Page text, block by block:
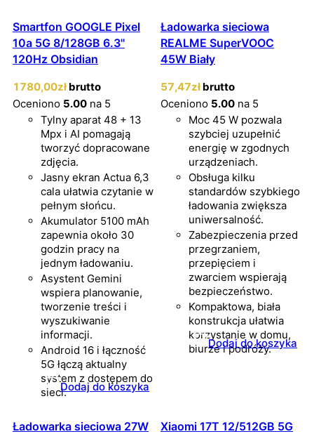
Smartfon GOOGLE Pixel
10a 5G 8/128GB 6.3"
120Hz Obsidian
1780,00zł brutto
Oceniono 5.00 na 5
Tylny aparat 48 + 13
Mpx i AI pomagają
tworzyć dopracowane
zdjęcia.
Jasny ekran Actua 6,3
cala ułatwia czytanie w
pełnym słońcu.
Akumulator 5100 mAh
zapewnia około 30
godzin pracy na
jednym ładowaniu.
Asystent Gemini
wspiera planowanie,
tworzenie treści i
wyszukiwanie
informacji.
Android 16 i łączność
5G łączą aktualny
system z dostępem do
sieci.Dodaj do koszyka
Ładowarka sieciowa
REALME SuperVOOC
45W Biały
57,47zł brutto
Oceniono 5.00 na 5
Moc 45 W pozwala
szybciej uzupełnić
energię w zgodnych
urządzeniach.
Obsługa kilku
standardów szybkiego
ładowania zwiększa
uniwersalność.
Zabezpieczenia przed
przegrzaniem,
przepięciem i
zwarciem wspierają
bezpieczeństwo.
Kompaktowa, biała
konstrukcja ułatwia
korzystanie w domu,
biurze i podróży.
Dodaj do koszyka
Ładowarka sieciowa 27W
Xiaomi 17T 12/512GB 5G